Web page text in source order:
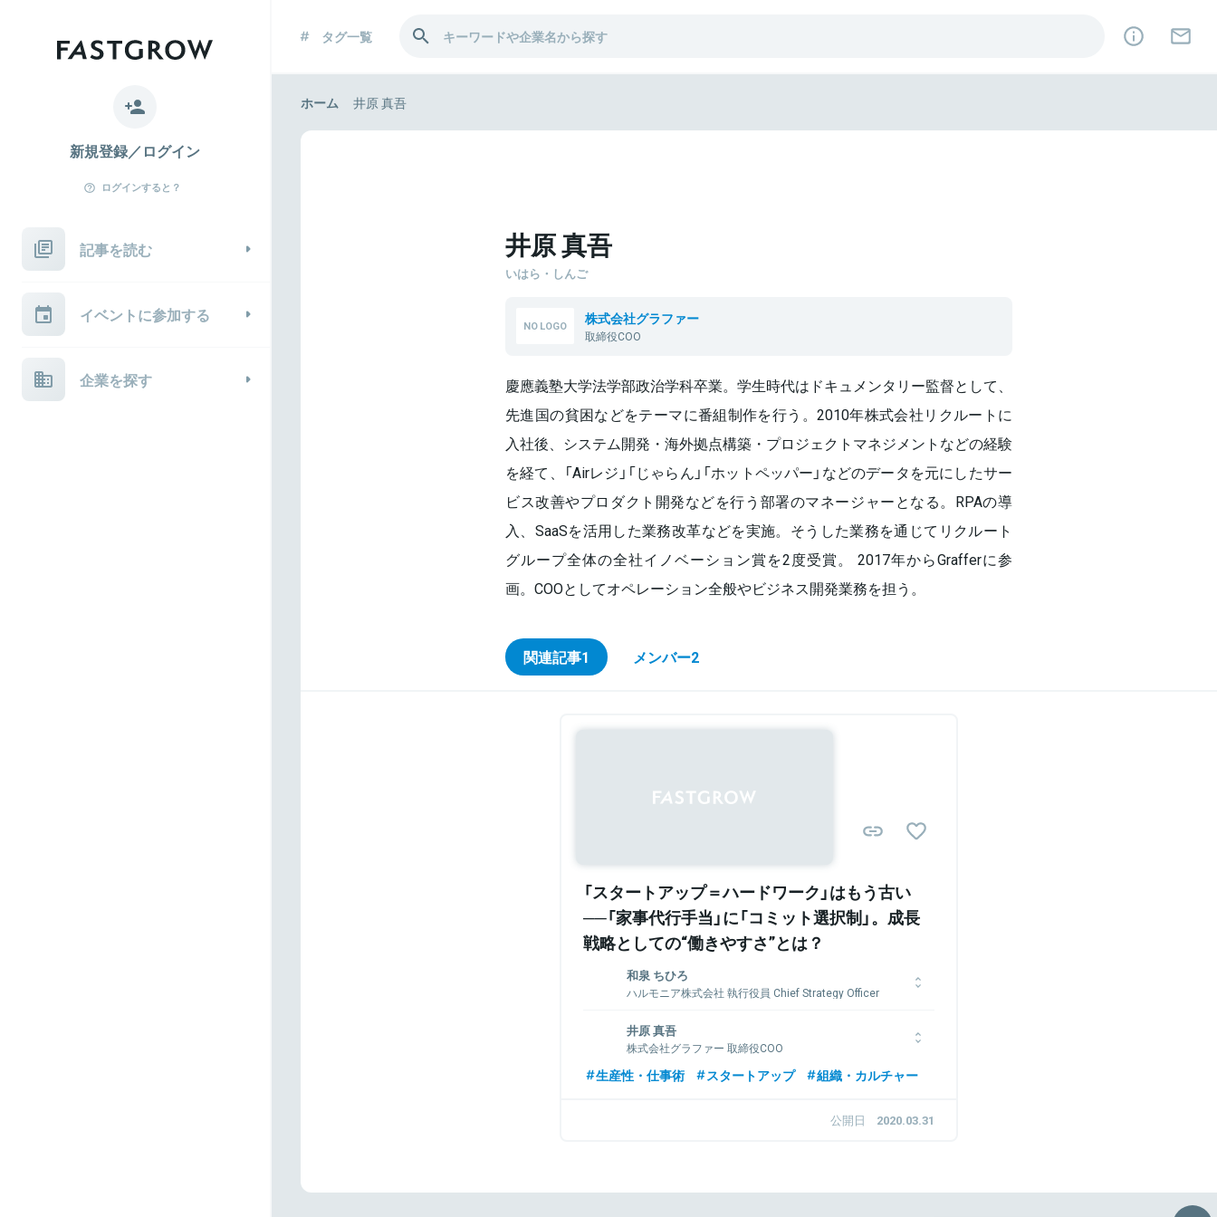
新規登録／ログイン
ログインすると？
記事を読む
イベントに参加する
企業を探す
タグ一覧
ホーム 井原 真吾
井原 真吾
いはら・しんご
株式会社グラファー
取締役COO
慶應義塾大学法学部政治学科卒業。学生時代はドキュメンタリー監督として、
先進国の貧困などをテーマに番組制作を行う。2010年株式会社リクルートに
入社後、システム開発・海外拠点構築・プロジェクトマネジメントなどの経験
を経て、「Airレジ」「じゃらん」「ホットペッパー」などのデータを元にしたサー
ビス改善やプロダクト開発などを行う部署のマネージャーとなる。RPAの導
入、SaaSを活用した業務改革などを実施。そうした業務を通じてリクルート
グループ全体の全社イノベーション賞を2度受賞。 2017年からGrafferに参
画。COOとしてオペレーション全般やビジネス開発業務を担う。
関連記事1 メンバー2
「スタートアップ＝ハードワーク」はもう古い
──「家事代行手当」に「コミット選択制」。成長
戦略としての“働きやすさ”とは？
和泉 ちひろ
ハルモニア株式会社 執行役員 Chief Strategy Officer
所コンサルティング事業本部に入社。金融機関や官公庁に対する
コンサルティング業務を経て、2011年より、データ分析に基づき
広告効果を測定、可視化し広告戦略立案までを行う社内新規事業
関連情報をみる
井原 真吾
株式会社グラファー 取締役COO
慶應義塾大学法学部政治学科卒業。学生時代はドキュメンタリー
プロジェクトマネジメントなどの経験を経て、「Airレジ」「じゃら
生産性・仕事術 スタートアップ 組織・カルチャー
公開日 2020.03.31